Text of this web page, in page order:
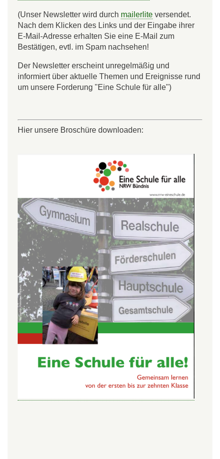
(Unser Newsletter wird durch mailerlite versendet.
Nach dem Klicken des Links und der Eingabe ihrer
E-Mail-Adresse erhalten Sie eine E-Mail zum
Bestätigen, evtl. im Spam nachsehen!
Der Newsletter erscheint unregelmäßig und
informiert über aktuelle Themen und Ereignisse rund
um unsere Forderung "Eine Schule für alle")
Hier unsere Broschüre downloaden: